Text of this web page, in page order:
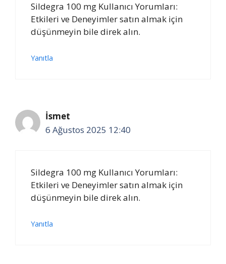
Sildegra 100 mg Kullanıcı Yorumları:
Etkileri ve Deneyimler satın almak için
düşünmeyin bile direk alın.
Yanıtla
İsmet
6 Ağustos 2025 12:40
Sildegra 100 mg Kullanıcı Yorumları:
Etkileri ve Deneyimler satın almak için
düşünmeyin bile direk alın.
Yanıtla